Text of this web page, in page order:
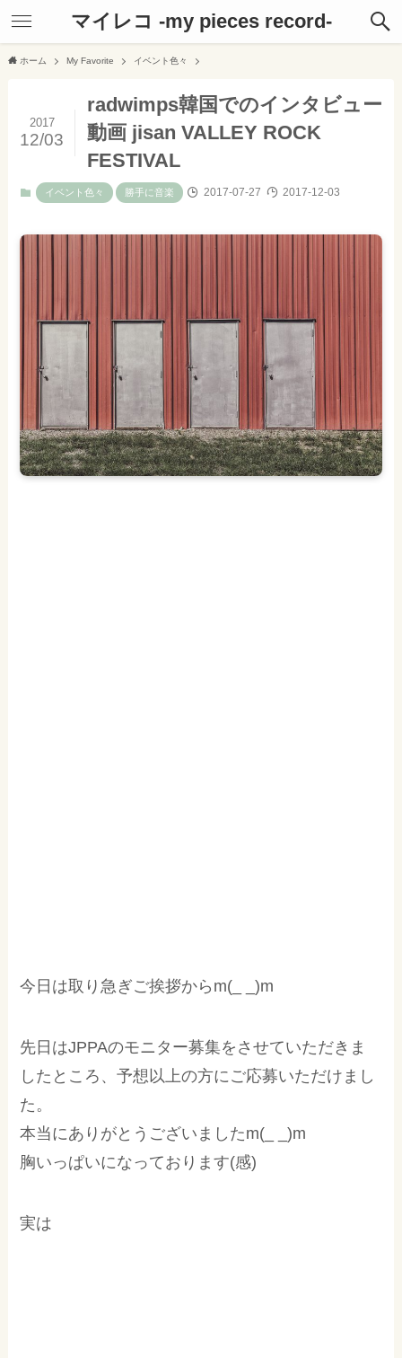
マイレコ -my pieces record-
ホーム My Favorite イベント色々
radwimps韓国でのインタビュー
動画 jisan VALLEY ROCK
FESTIVAL
2017
12/03
イベント色々 勝手に音楽 2017-07-27 2017-12-03
今日は取り急ぎご挨拶からm(_ _)m
先日はJPPAのモニター募集をさせていただきま
したところ、予想以上の方にご応募いただけまし
た。
本当にありがとうございましたm(_ _)m
胸いっぱいになっております(感)
実は